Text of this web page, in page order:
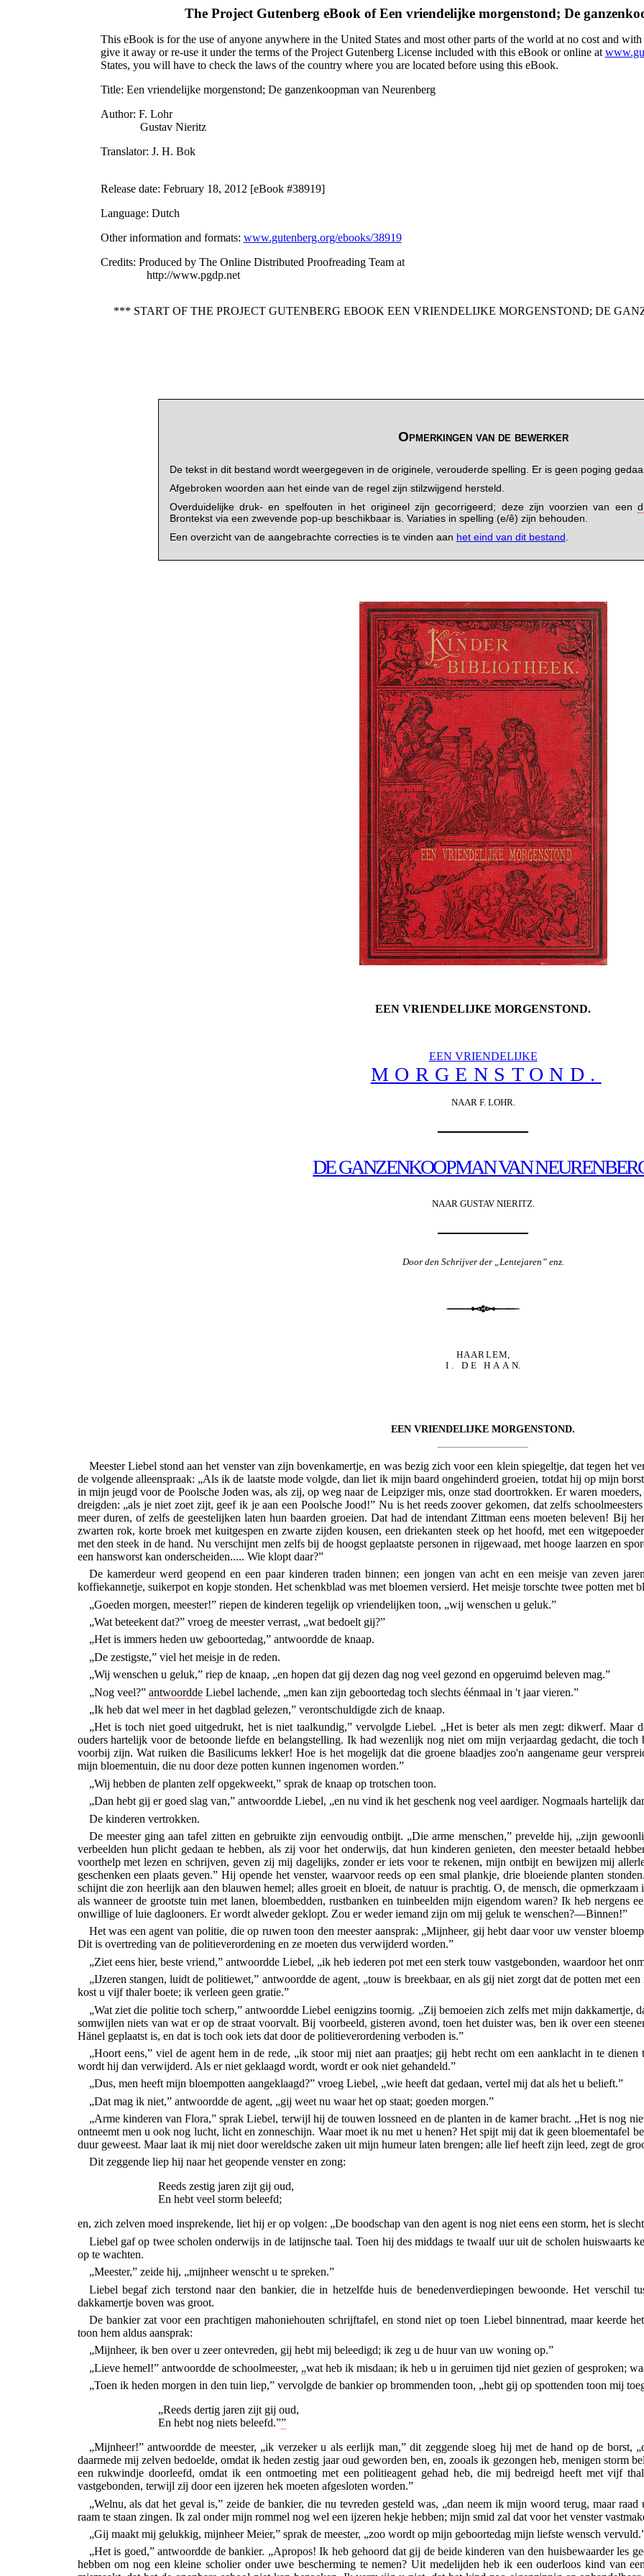
The Project Gutenberg eBook ofEen vriendelijke morgenstond; De
This eBook is for the use of anyone anywhere in the United States and most other parts of the world at no cost and
give it away or re-use it under the terms of the Project Gutenberg License included with this eBook or online at
States, you will have to check the laws of the country where you are located before using this eBook.
Title: Een vriendelijke morgenstond; De ganzenkoopman van Neurenberg
Author: F. Lohr
Gustav Nieritz
Translator: J. H. Bok
Release date: February 18, 2012 [eBook #38919]
Language: Dutch
Other information and formats: www.gutenberg.org/ebooks/38919
Credits: Produced by The Online Distributed Proofreading Team at
http://www.pgdp.net
*** START OF THE PROJECT GUTENBERG EBOOK EEN VRIENDELIJKE MORGENSTOND; DE
Opmerkingen van de bewerker
De tekst in dit bestand wordt weergegeven in de originele, verouderde spelling. Er is geen poging
Afgebroken woorden aan het einde van de regel zijn stilzwijgend hersteld.
Overduidelijke druk- en spelfouten in het origineel zijn gecorrigeerd; deze zijn voorzien van een
Brontekst via een zwevende pop-up beschikbaar is. Variaties in spelling (e/ê) zijn behouden.
Een overzicht van de aangebrachte correcties is te vinden aan het eind van dit bestand
EEN VRIENDELIJKE MORGENSTOND.
EEN VRIENDELIJKE
MORGENSTOND.
NAAR F. LOHR.
DE GANZENKOOPMAN VAN
NAAR GUSTAV NIERITZ.
Door den Schrijver der „Lentejaren” enz.
HAARLEM,
I. DE HAAN.
EEN VRIENDELIJKE MORGENSTOND.
Meester Liebel stond aan het venster van zijn bovenkamertje, en was bezig zich voor een klein spiegeltje, dat tegen het
de volgende alleenspraak: „Als ik de laatste mode volgde, dan liet ik mijn baard ongehinderd groeien, totdat hij op mijn
in mijn jeugd voor de Poolsche Joden was, als zij, op weg naar de Leipziger mis, onze stad doortrokken. Er waren
dreigden: „als je niet zoet zijt, geef ik je aan een Poolsche Jood!” Nu is het reeds zoover gekomen, dat zelfs
meer duren, of zelfs de geestelijken latenhun baarden groeien. Dat had de intendant Zittman eens moeten beleven! Bij
zwarten rok, korte broek met kuitgespen en zwarte zijden kousen, een driekanten steek op het hoofd, met een
met den steek in de hand. Nu verschijnt men zelfs bij de hoogst geplaatste personen in rijgewaad, met hooge laarzen en
een hansworst kan onderscheiden..... Wie klopt daar?”
De kamerdeur werd geopend en een paar kinderen traden binnen; een jongen van acht en een meisje van zeven
koffiekannetje, suikerpot en kopje stonden. Het schenkblad was met bloemen versierd. Het meisje torschte twee potten met
„Goeden morgen, meester!” riepen de kinderen tegelijk op vriendelijken toon, „wij wenschen u geluk.”
„Wat beteekent dat?” vroeg de meester verrast, „wat bedoelt gij?”
„Het is immers heden uw geboortedag,” antwoordde de knaap.
„De zestigste,” viel het meisje in de reden.
„Wij wenschen u geluk,” riep de knaap, „en hopen dat gij dezen dag nog veel gezond en opgeruimd beleven mag.”
„Nog veel?” antwoorddeLiebel lachende, „men kan zijn geboortedag toch slechts éénmaal in 't jaar vieren.”
„Ik heb dat wel meer in het dagblad gelezen,” verontschuldigde zich de knaap.
„Het is toch niet goed uitgedrukt, het is niet taalkundig,” vervolgde Liebel. „Het is beter als men zegt: dikwerf.
ouders hartelijk voor de betoonde liefde en belangstelling. Ik had wezenlijk nog niet om mijn verjaardag gedacht, die
voorbij zijn. Wat ruiken die Basilicums lekker! Hoe is het mogelijk dat die groene blaadjes zoo'n aangename geur
mijn bloementuin, die nu door deze potten kunnen ingenomen worden.”
„Wij hebben de planten zelf opgekweekt,” sprak de knaap op trotschen toon.
„Dan hebt gij er goed slag van,” antwoordde Liebel, „en nu vind ik het geschenk nog veel aardiger. Nogmaals hartelijk
De kinderen vertrokken.
De meester ging aan tafel zitten en gebruikte zijn eenvoudig ontbijt. „Die arme menschen,” prevelde hij, „zijn
verbeelden hun plicht gedaan te hebben, als zij voor het onderwijs, dat hun kinderen genieten, den meester betaald
voorthelp met lezen en schrijven, geven zij mij dagelijks, zonder er iets voor te rekenen, mijn ontbijt en bewijzen mij
geschenken een plaats geven.” Hij opende het venster, waarvoor reeds op een smal plankje, drie bloeiende planten
schijnt die zon heerlijk aan den blauwen hemel; alles groeit en bloeit, de natuur is prachtig. O, de mensch, die
als wanneer de grootste tuin met lanen, bloembedden, rustbanken en tuinbeelden mijn eigendom waren? Ik heb nergens
onwillige of luie daglooners. Er wordt alweder geklopt. Zou er weder iemand zijn om mij geluk te wenschen?—Binnen!”
Het was een agent van politie, die op ruwen toon den meester aansprak: „Mijnheer, gij hebt daar voor uw venster
Dit is overtreding van de politieverordening en ze moeten dus verwijderd worden.”
„Ziet eens hier, beste vriend,” antwoordde Liebel, „ik heb iederen pot met een sterk touw vastgebonden, waardoor het
„IJzeren stangen, luidt de politiewet,” antwoordde de agent, „touw is breekbaar, en als gij niet zorgt dat de potten met
kost u vijf thaler boete; ik verleen geen gratie.”
„Wat ziet die politie toch scherp,” antwoorddeLiebel eenigzins toornig. „Zij bemoeien zich zelfs met mijn dakkamertje,
somwijlen niets van wat er op de straat voorvalt. Bij voorbeeld, gisteren avond, toen het duister was, ben ik over een
Hänel geplaatst is, en dat is toch ook iets dat door de politieverordening verboden is.”
„Hoort eens,” viel de agent hem in de rede, „ik stoor mij niet aan praatjes; gij hebt recht om een aanklacht in te
wordt hij dan verwijderd. Als er niet geklaagd wordt, wordt er ook niet gehandeld.”
„Dus, men heeft mijn bloempotten aangeklaagd?” vroeg Liebel, „wie heeft dat gedaan, vertel mij dat als het u belieft.”
„Dat mag ik niet,” antwoordde de agent, „gij weet nu waar het op staat; goeden morgen.”
„Arme kinderen van Flora,” sprak Liebel, terwijl hij de touwen lossneed en de planten in de kamer bracht. „Het is nog
ontneemt men u ook nog lucht, licht en zonneschijn. Waar moet ik nu met u henen? Het spijt mij dat ik geen bloementafel
duur geweest. Maar laat ik mij niet door wereldsche zaken uit mijn humeur laten brengen; alle lief heeft zijn leed, zegt de
Dit zeggende liep hij naar het geopende venster en zong:
Reeds zestig jaren zijt gij oud,
En hebt veel storm beleefd;
en, zich zelven moed insprekende, liet hij er op volgen: „De boodschap van den agent is nog niet eens een storm, het is
Liebel gaf op twee scholen onderwijs in de latijnsche taal. Toen hij des middags te twaalf uur uit de scholen huiswaarts
op te wachten.
„Meester,” zeide hij, „mijnheer wenscht u te spreken.”
Liebel begaf zich terstond naar den bankier, die in hetzelfde huis de benedenverdiepingen bewoonde. Het verschil
dakkamertje boven was groot.
De bankier zat voor een prachtigen mahoniehouten schrijftafel, en stond niet op toen Liebel binnentrad, maar keerde
toon hem aldus aansprak:
„Mijnheer, ik ben over u zeer ontevreden, gij hebt mij beleedigd; ik zeg u de huur van uw woning op.”
„Lieve hemel!” antwoordde de schoolmeester, „wat heb ik misdaan; ik heb u in geruimen tijd niet gezien of gesproken;
„Toen ik heden morgen in den tuin liep,” vervolgde de bankier op brommenden toon, „hebt gij op spottenden toon mij
„Reeds dertig jaren zijt gij oud,
En hebt nog niets beleefd.””
„Mijnheer!” antwoordde de meester, „ik verzeker u als eerlijk man,” dit zeggende sloeg hij met de hand op de borst,
daarmede mij zelven bedoelde, omdat ik heden zestig jaar oud geworden ben, en, zooals ik gezongen heb, menigen storm
een rukwindje doorleefd, omdat ik een ontmoeting met een politieagent gehad heb, die mij bedreigd heeft met vijf
vastgebonden, terwijl zij door een ijzeren hek moeten afgesloten worden.”
„Welnu, als dat het geval is,” zeide de bankier, die nu tevreden gesteld was, „dan neem ik mijn woord terug, maar
raam te staan zingen. Ik zal onder mijn rommel nog wel een ijzeren hekje hebben; mijn smid zal dat voor het venster
„Gij maakt mij gelukkig, mijnheer Meier,” sprak de meester, „zoo wordt op mijn geboortedag mijn liefste wensch
„Het is goed,” antwoordde de bankier. „Apropos! Ik heb gehoord dat gij de beide kinderen van den huisbewaarder les
hebben om nog een kleine scholier onder uwe bescherming te nemen? Uit medelijden heb ik een ouderloos kind van